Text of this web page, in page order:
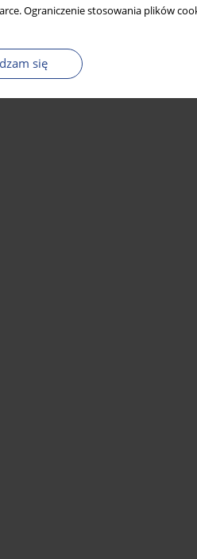
Ograniczenie stosowania plików
się